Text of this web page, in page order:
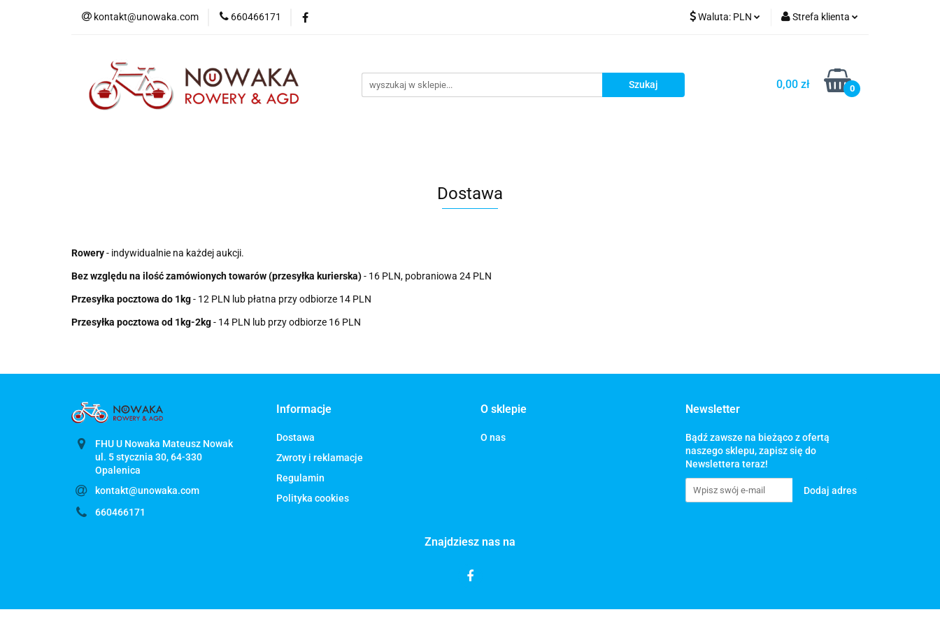
kontakt@unowaka.com 660466171 Waluta: PLN Strefa klienta
Zarejestruj się
Dodaj zgłoszenie
0,00 zł 0
Dostawa
Rowery- indywidualnie na każdej aukcji.
Bez względu na ilość zamówionych towarów (przesyłka kurierska)- 16 PLN, pobraniowa 24 PLN
Przesyłka pocztowa do 1kg- 12 PLN lub płatna przy odbiorze 14 PLN
Przesyłka pocztowa od 1kg-2kg- 14 PLN lub przy odbiorze 16 PLN
FHU U Nowaka Mateusz Nowak
ul. 5 stycznia 30, 64-330
kontakt@unowaka.com
660466171
Informacje
Dostawa
Zwroty i reklamacje
Regulamin
Polityka cookies
O sklepie
O nas
Newsletter
Bądź zawsze na bieżąco z ofertą
naszego sklepu, zapisz się do
Newslettera teraz!
Znajdziesz nas na